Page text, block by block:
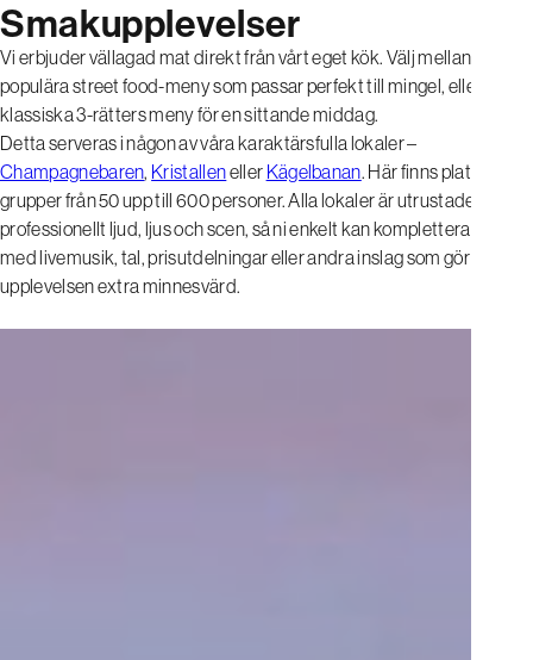
Smakupplevelser
Vi erbjuder vällagad mat direkt från vårt eget kök. Välj mellan vår
populära street food-meny som passar perfekt till mingel, eller den
klassiska 3-rätters meny för en sittande middag.
Detta serveras i någon av våra karaktärsfulla lokaler –
Champagnebaren, Kristalleneller Kägelbanan. Här finns plats för
grupper från 50 upp till 600 personer. Alla lokaler är utrustade med
professionellt ljud, ljus och scen, så ni enkelt kan komplettera kvällen
med livemusik, tal, prisutdelningar eller andra inslag som gör
upplevelsen extra minnesvärd.